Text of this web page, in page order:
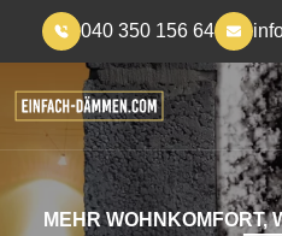
040 350 156 64
MEHR WOHNKOMFORT,